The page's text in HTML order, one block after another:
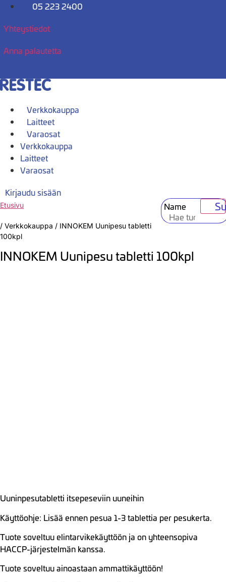
Mene
05 223 2400
Yhteystiedot
Anna palautetta
Verkkokauppa
Laitteet
Varaosat
Verkkokauppa
Laitteet
Varaosat
Kirjaudu sisään
Name
Etusivu
/ Verkkokauppa / INNOKEM Uunipesu tabletti
100kpl
INNOKEM Uunipesu tabletti 100kpl
Uuninpesutabletti itsepeseviin uuneihin
Käyttöohje: Lisää ennen pesua 1-3 tablettia per pesukerta.
Tuote soveltuu elintarvikekäyttöön ja on yhteensopiva
HACCP-järjestelmän kanssa.
Tuote soveltuu ainoastaan ammattikäyttöön!